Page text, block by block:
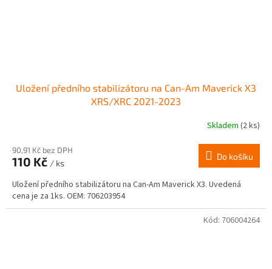
Uložení předního stabilizátoru na Can-Am Maverick X3
XRS/XRC 2021-2023
Skladem (2 ks)
90,91 Kč bez DPH
110 Kč / ks
Do košíku
Uložení předního stabilizátoru na Can-Am Maverick X3. Uvedená
cena je za 1ks. OEM: 706203954
Kód: 706004264